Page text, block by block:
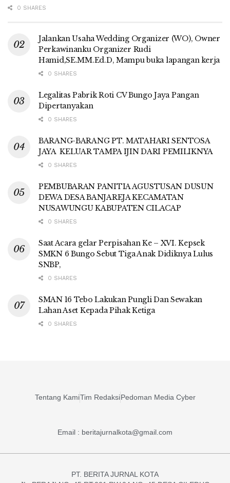
0 SHARES
Jalankan Usaha Wedding Organizer (WO), Owner
Perkawinanku Organizer Rudi
Hamid,SE.MM.Ed.D, Mampu buka lapangan kerja
0 SHARES
Legalitas Pabrik Roti CV Bungo Jaya Pangan
Dipertanyakan
0 SHARES
BARANG-BARANG PT. MATAHARI SENTOSA
JAYA KELUAR TAMPA IJIN DARI PEMILIKNYA
0 SHARES
PEMBUBARAN PANITIA AGUSTUSAN DUSUN
DEWA DESA BANJAREJA KECAMATAN
NUSAWUNGU KABUPATEN CILACAP
0 SHARES
Saat Acara gelar Perpisahan Ke – XVI. Kepsek
SMKN 6 Bungo Sebut Tiga Anak Didiknya Lulus
SNBP,
0 SHARES
SMAN 16 Tebo Lakukan Pungli Dan Sewakan
Lahan Aset Kepada Pihak Ketiga
0 SHARES
Tentang KamiTim RedaksiPedoman Media Cyber
Email : beritajurnalkota@gmail.com
PT. BERITA JURNAL KOTA